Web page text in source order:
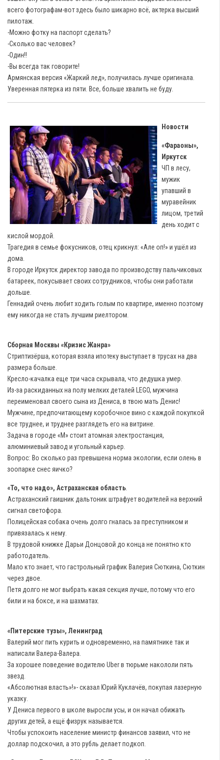
всего фотографам-вот здесь было шикарно всё, актерка высший
пилотаж.
-Можно фотку на паспорт сделать?
-Сколько вас человек?
-Один!!
-Вы всегда так говорите!
Армянская версия «Жаркий лед», получилась лучше оригинала.
Уверенная пятерка из пяти. Все, больше хвалить не буду.
Новости
«Фараоны»,
Иркутск
ЧП в лесу,
мужик
упавший в
муравейник
лицом, третий
день ходит с
кислой мордой.
Трагедия в семье фокусников, отец крикнул: «Але оп!» и ушёл из
дома.
В городе Иркутск директор завода по производству пальчиковых
батареек, покусывает своих сотрудников, чтобы они работали
дольше.
Геннадий очень любит ходить голым по квартире, именно поэтому
ему никогда не стать лучшим риелтором.
Сборная Москвы «Кризис Жанра»
Стриптизёрша, которая взяла ипотеку выступает в трусах на два
размера больше.
Кресло-качалка еще три часа скрывала, что дедушка умер.
Из-за раскиданных на полу мелких деталей LEGO, мужчина
переименовал своего сына из Дениса, в твою мать Денис!
Мужчине, предпочитающему коробочное вино с каждой покупкой
все труднее, и труднее разглядеть его на витрине.
Задача в городе «М» стоит атомная электростанция,
алюминиевый завод и угольный карьер.
Вопрос: Во сколько раз превышена норма экологии, если олень в
зоопарке снес яичко?
«То, что надо», Астраханская область.
Астраханский гаишник дальтоник штрафует водителей на верхний
сигнал светофора.
Полицейская собака очень долго гналась за преступником и
привязалась к нему.
В трудовой книжке Дарьи Донцовой до конца не понятно кто
работодатель.
Мало кто знает, что гастрольный график Валерия Сюткина, Сюткин
через двое.
Петя долго не мог выбрать какая секция лучше, потому что его
били и на боксе, и на шахматах.
«Питерские тузы», Ленинград
Валерий мог пить курить и одновременно, на памятнике так и
написали Валера-Валера.
За хорошее поведение водителю Uber в тюрьме накололи пять
звезд.
«Абсолютная власть»!»- сказал Юрий Куклачёв, покупая лазерную
указку.
У Дениса первого в школе выросли усы, и он начал обижать
других детей, а ещё физрук называется.
Чтобы успокоить население министр финансов заявил, что не
доллар подскочил, а это рубль делает подкоп.